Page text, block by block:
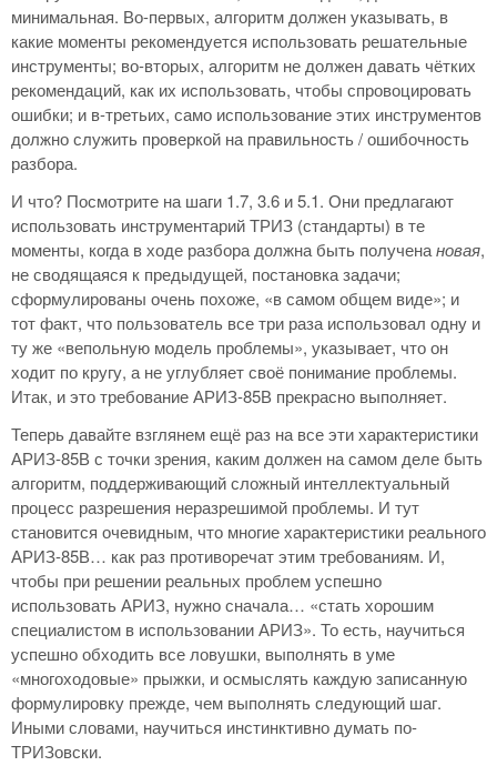
минимальная. Во-первых, алгоритм должен указывать, в
какие моменты рекомендуется использовать решательные
инструменты; во-вторых, алгоритм не должен давать чётких
рекомендаций, как их использовать, чтобы спровоцировать
ошибки; и в-третьих, само использование этих инструментов
должно служить проверкой на правильность / ошибочность
разбора.
И что? Посмотрите на шаги 1.7, 3.6 и 5.1. Они предлагают
использовать инструментарий ТРИЗ (стандарты) в те
моменты, когда в ходе разбора должна быть полученановая,
не сводящаяся к предыдущей, постановка задачи;
сформулированы очень похоже, «в самом общем виде»; и
тот факт, что пользователь все три раза использовал одну и
ту же «вепольную модель проблемы», указывает, что он
ходит по кругу, а не углубляет своё понимание проблемы.
Итак, и это требование АРИЗ-85В прекрасно выполняет.
Теперь давайте взглянем ещё раз на все эти характеристики
АРИЗ-85В с точки зрения, каким должен на самом деле быть
алгоритм, поддерживающий сложный интеллектуальный
процесс разрешения неразрешимой проблемы. И тут
становится очевидным, что многие характеристики реального
АРИЗ-85В… как раз противоречат этим требованиям. И,
чтобы при решении реальных проблем успешно
использовать АРИЗ, нужно сначала… «стать хорошим
специалистом в использовании АРИЗ». То есть, научиться
успешно обходить все ловушки, выполнять в уме
«многоходовые» прыжки, и осмыслять каждую записанную
формулировку прежде, чем выполнять следующий шаг.
Иными словами, научиться инстинктивно думать по-
ТРИЗовски.